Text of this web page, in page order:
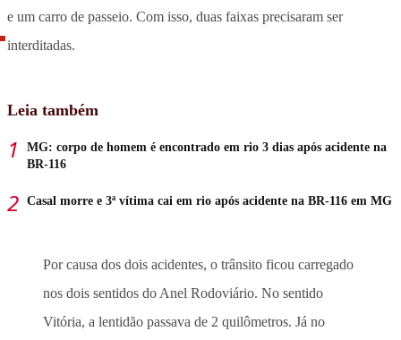
e um carro de passeio. Com isso, duas faixas precisaram ser
interditadas.
Leia também
MG: corpo de homem é encontrado em rio 3 dias após acidente na
BR-116
Casal morre e 3ª vítima cai em rio após acidente na BR-116 em MG
Por causa dos dois acidentes, o trânsito ficou carregado
nos dois sentidos do Anel Rodoviário. No sentido
Vitória, a lentidão passava de 2 quilômetros. Já no